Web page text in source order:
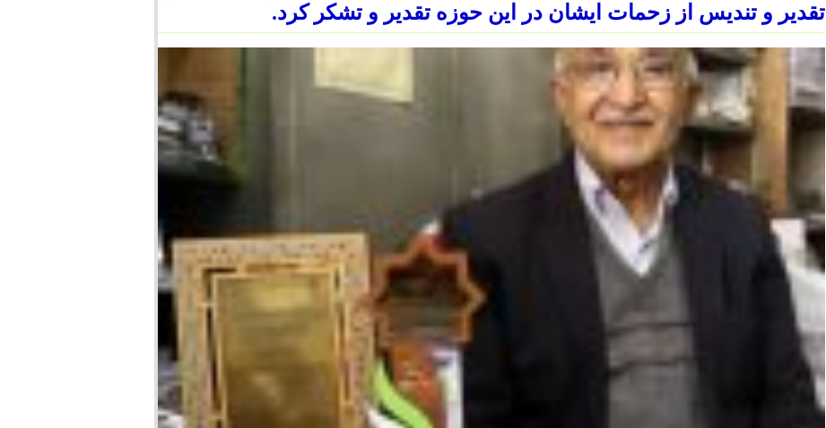
تقدیر و تندیس از زحمات ایشان در این حوزه تقدیر و تشکر کرد.